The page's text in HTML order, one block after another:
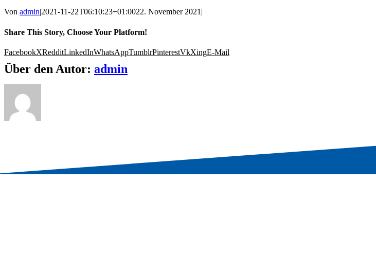
Von admin|2021-11-22T06:10:23+01:0022. November 2021|
Share This Story, Choose Your Platform!
FacebookXRedditLinkedInWhatsAppTumblrPinterestVkXingE-Mail
Über den Autor: admin